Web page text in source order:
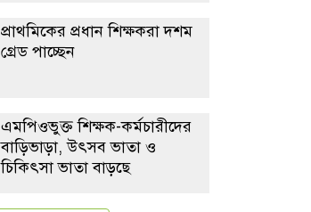
প্রাথমিকের প্রধান শিক্ষকরা দশম
গ্রেড পাচ্ছেন
এমপিওভুক্ত শিক্ষক-কর্মচারীদের
বাড়িভাড়া, উৎসব ভাতা ও
চিকিৎসা ভাতা বাড়ছে